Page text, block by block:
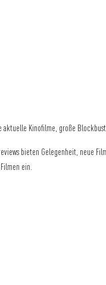
Kinofilme, große
bieten Gelegenheit, neue
ein.